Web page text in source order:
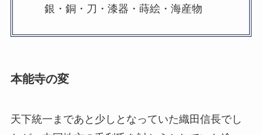
銀・銅・刀・漆器・蒔絵・海産物
本能寺の変
天下統一まであと少しとなっていた織田信長でし